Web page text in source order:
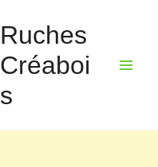
Ruches
Créaboi
s